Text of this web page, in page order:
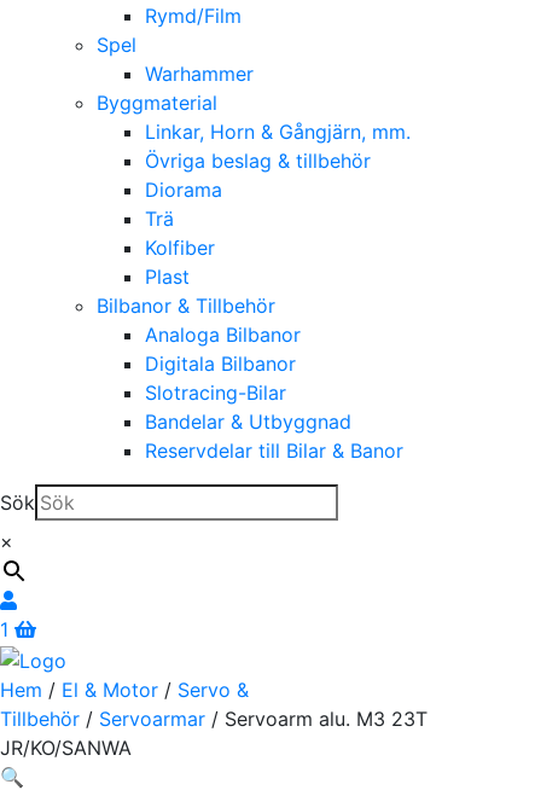
Rymd/Film
Spel
Warhammer
Byggmaterial
Linkar, Horn & Gångjärn, mm.
Övriga beslag & tillbehör
Diorama
Trä
Kolfiber
Plast
Bilbanor & Tillbehör
Analoga Bilbanor
Digitala Bilbanor
Slotracing-Bilar
Bandelar & Utbyggnad
Reservdelar till Bilar & Banor
Sök
×
1
Hem / El & Motor / Servo &
Tillbehör / Servoarmar / Servoarm alu. M3 23T
JR/KO/SANWA
🔍